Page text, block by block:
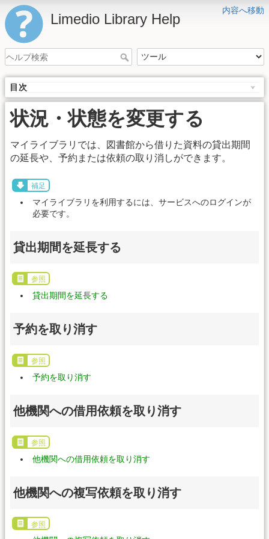
内容へ移動
Limedio Library Help
目次
状況・状態を変更する
マイライブラリでは、図書館から借りた資料の貸出期間
の延長や、予約または依頼の取り消しができます。
補足
マイライブラリを利用するには、サービスへのログインが
必要です。
貸出期間を延長する
参照
貸出期間を延長する
予約を取り消す
参照
予約を取り消す
他機関への借用依頼を取り消す
参照
他機関への借用依頼を取り消す
他機関への複写依頼を取り消す
参照